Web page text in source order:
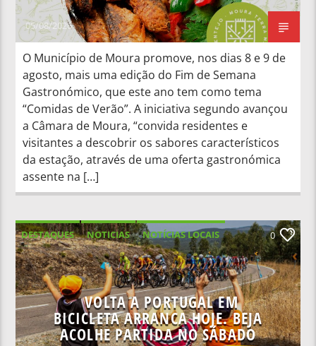
05/08/2026
O Município de Moura promove, nos dias 8 e 9 de
agosto, mais uma edição do Fim de Semana
Gastronómico, que este ano tem como tema
“Comidas de Verão”. A iniciativa segundo avançou
a Câmara de Moura, “convida residentes e
visitantes a descobrir os sabores característicos
da estação, através de uma oferta gastronómica
assente na […]
DESTAQUES NOTICIAS
NOTÍCIAS LOCAIS
NOTÍCIAS NACIONAIS
0
VOLTA A PORTUGAL EM
BICICLETA ARRANCA HOJE. BEJA
ACOLHE PARTIDA NO SÁBADO